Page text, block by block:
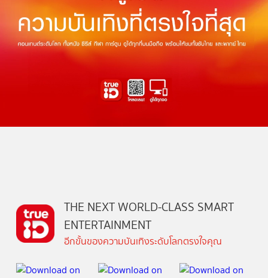
THE NEXT WORLD-CLASS SMART
ENTERTAINMENT
อีกขั้นของความบันเทิงระดับโลกตรงใจคุณ